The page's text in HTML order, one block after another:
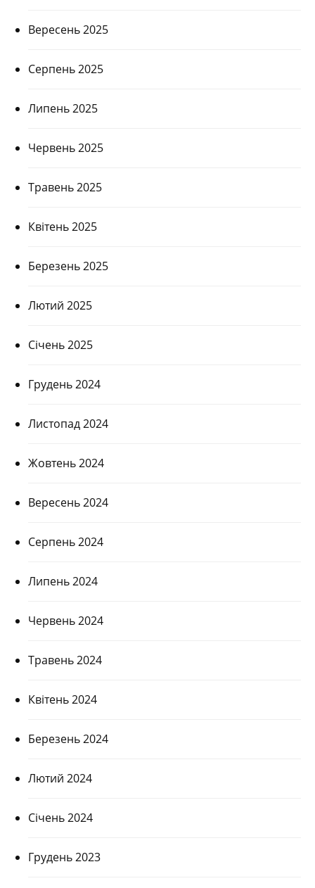
Вересень 2025
Серпень 2025
Липень 2025
Червень 2025
Травень 2025
Квітень 2025
Березень 2025
Лютий 2025
Січень 2025
Грудень 2024
Листопад 2024
Жовтень 2024
Вересень 2024
Серпень 2024
Липень 2024
Червень 2024
Травень 2024
Квітень 2024
Березень 2024
Лютий 2024
Січень 2024
Грудень 2023